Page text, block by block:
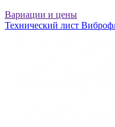
Вариации и цены
Технический лист